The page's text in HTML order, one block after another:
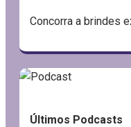
Concorra a brindes
Últimos Podcasts